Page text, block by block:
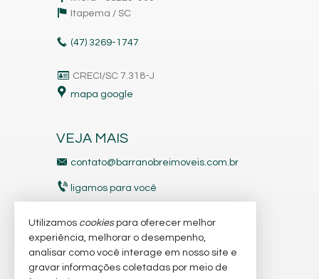
Itapema / SC
(47) 3269-1747
CRECI/SC 7.318-J
mapa google
VEJA MAIS
contato@barranobreimoveis.com.br
ligamos para você
indicadores financeiros
Utilizamos cookiespara oferecer melhor
experiência, melhorar o desempenho,
analisar como você interage em nosso site e
gravar informações coletadas por meio de